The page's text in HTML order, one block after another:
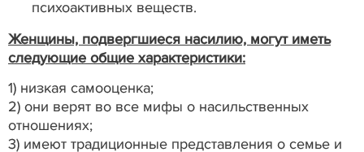
психоактивных веществ.
Женщины, подвергшиеся насилию, могут иметь
следующие общие характеристики:
1) низкая самооценка;
2) они верят во все мифы о насильственных
отношениях;
3) имеют традиционные представления о семье и